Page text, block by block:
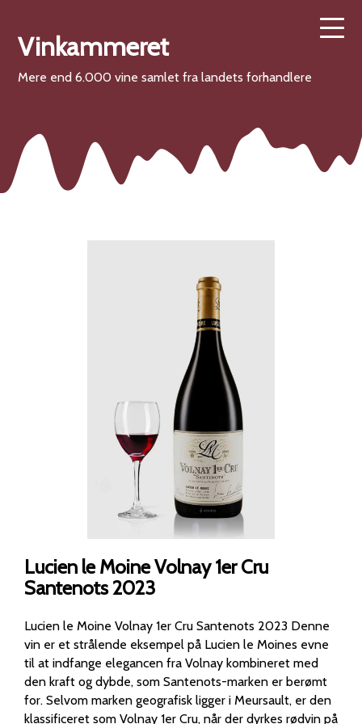
Vinkammeret
Mere end 6.000 vine samlet fra landets forhandlere
Lucien le Moine Volnay 1er Cru
Santenots 2023
Lucien le Moine Volnay 1er Cru Santenots 2023 Denne
vin er et strålende eksempel på Lucien le Moines evne
til at indfange elegancen fra Volnay kombineret med
den kraft og dybde, som Santenots-marken er berømt
for. Selvom marken geografisk ligger i Meursault, er den
klassificeret som Volnay 1er Cru, når der dyrkes rødvin på